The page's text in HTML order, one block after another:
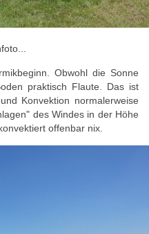
Obwohl die Sonne
praktisch Flaute. Das ist
Konvektion normalerweise
des Windes in der Höhe
offenbar nix.